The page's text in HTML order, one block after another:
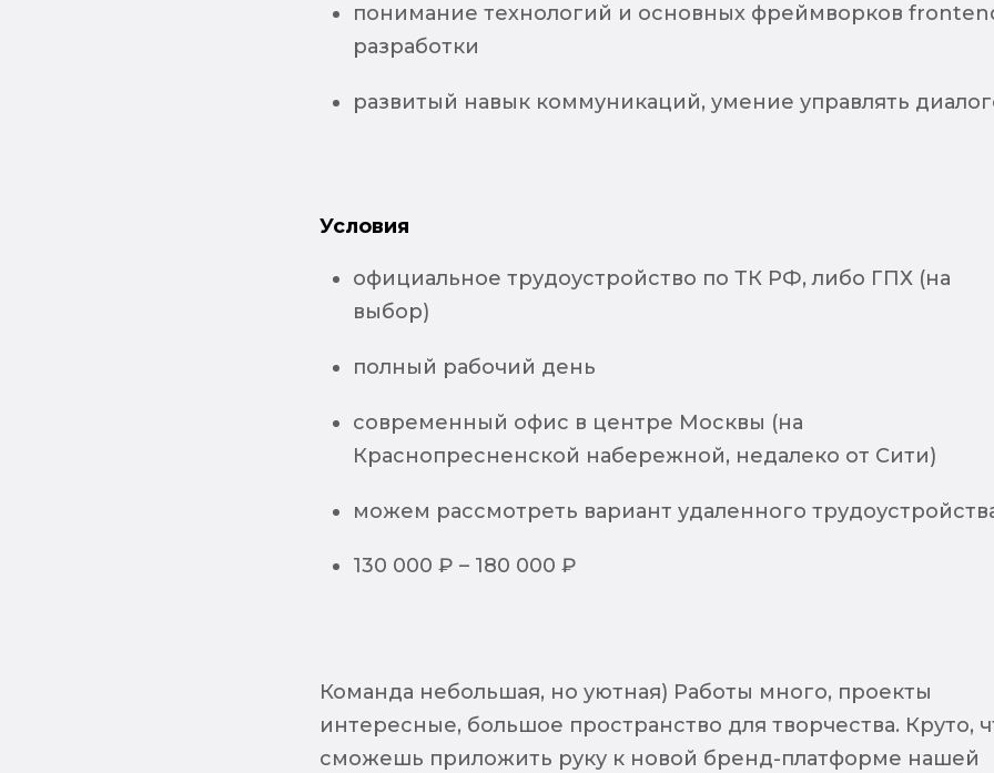
понимание технологий и основных фреймворков
разработки
развитый навык коммуникаций, умение управлять
Условия
официальное трудоустройство по ТК РФ, либо ГПХ (на
выбор)
полный рабочий день
современный офис в центре Москвы (на
Краснопресненской набережной, недалеко от Сити)
можем рассмотреть вариант удаленного
130 000 ₽ – 180 000 ₽
Команда небольшая, но уютная) Работы много, проекты
интересные, большое пространство для творчества. Круто,
сможешь приложить руку к новой бренд-платформе нашей